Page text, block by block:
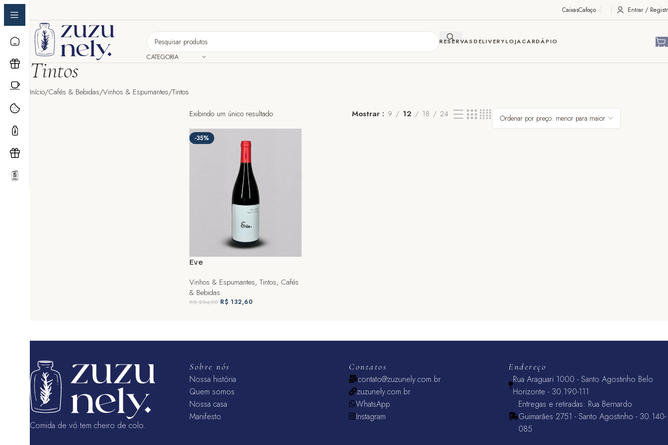
CaixasCafoço Entrar /
CATEGORIA
RESERVASDELIVERYLOJACARDÁPIO
Tintos
Início Cafés & Bebidas Vinhos & Espumantes Tintos
Exibindo um único resultado
Mostrar 9 12 18 24
-35%
Eve
Vinhos & Espumantes, Tintos, Cafés
& Bebidas
R$204,00 R$ 132,60
Comida de vó tem cheiro de colo.
Sobre nós
Nossa história
Quem somos
Nossa casa
Manifesto
Contatos
contato@zuzunely.com.br
zuzunely.com.br
WhatsApp
Instagram
Endereço
Rua Araguari 1000 - Santo Agostinho Belo
Horizonte - 30.190-111
Entregas e retiradas: Rua Bernardo
Guimarães 2751 - Santo Agostinho - 30.140-
085